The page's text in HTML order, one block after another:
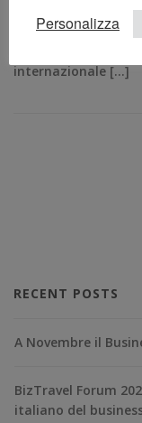
convenienti del
internazionale […]
RECENT POSTS
A Novembre il
BizTravel Forum
italiano del
Personalizza